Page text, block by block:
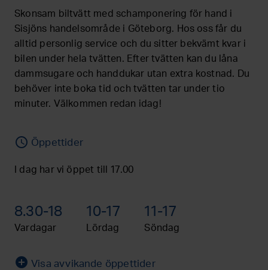
Skonsam biltvätt med schamponering för hand i
Sisjöns handelsområde i Göteborg. Hos oss får du
alltid personlig service och du sitter bekvämt kvar i
bilen under hela tvätten. Efter tvätten kan du låna
dammsugare och handdukar utan extra kostnad. Du
behöver inte boka tid och tvätten tar under tio
minuter. Välkommen redan idag!
access_time Öppettider
I dag har vi öppet till 17.00
8.30-18
Vardagar
10-17
Lördag
11-17
Söndag
add_circle Visa avvikande öppettider